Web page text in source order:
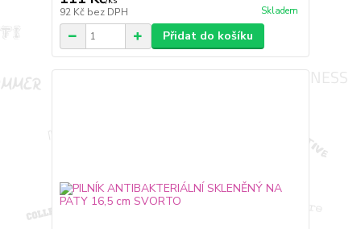
92 Kč bez DPH Skladem
Přidat do košíku